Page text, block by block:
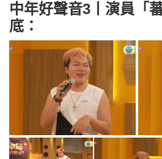
中年好聲音3丨演員「
底：